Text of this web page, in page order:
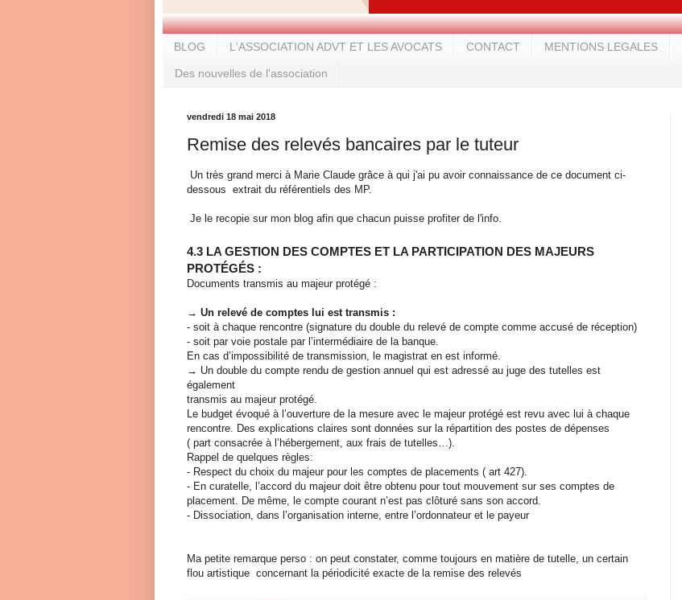
BLOG L'ASSOCIATION ADVT ET LES AVOCATS CONTACT MENTIONS LEGALES
Des nouvelles de l'association
vendredi 18 mai 2018
Remise des relevés bancaires par le tuteur
Un très grand merci à Marie Claude grâce à qui j'ai pu avoir connaissance de ce document ci-
dessous extrait du référentiels des MP.
Je le recopie sur mon blog afin que chacun puisse profiter de l'info.
4.3 LA GESTION DES COMPTES ET LA PARTICIPATION DES MAJEURS
PROTÉGÉS :
Documents transmis au majeur protégé :
→ Un relevé de comptes lui est transmis :
- soit à chaque rencontre (signature du double du relevé de compte comme accusé de réception)
- soit par voie postale par l’intermédiaire de la banque.
En cas d’impossibilité de transmission, le magistrat en est informé.
→ Un double du compte rendu de gestion annuel qui est adressé au juge des tutelles est
également
transmis au majeur protégé.
Le budget évoqué à l’ouverture de la mesure avec le majeur protégé est revu avec lui à chaque
rencontre. Des explications claires sont données sur la répartition des postes de dépenses
( part consacrée à l’hébergement, aux frais de tutelles…).
Rappel de quelques règles:
- Respect du choix du majeur pour les comptes de placements ( art 427).
- En curatelle, l’accord du majeur doit être obtenu pour tout mouvement sur ses comptes de
placement. De même, le compte courant n’est pas clôturé sans son accord.
- Dissociation, dans l’organisation interne, entre l’ordonnateur et le payeur
Ma petite remarque perso : on peut constater, comme toujours en matière de tutelle, un certain
flou artistique concernant la périodicité exacte de la remise des relevés